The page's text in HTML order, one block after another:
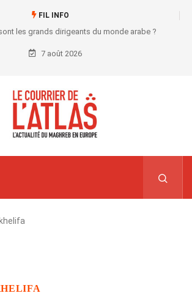
FIL INFO
les grands dirigeants du monde arabe ?
7 août 2026